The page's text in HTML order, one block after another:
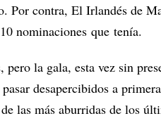
Por contra, El Irlandés de
nominaciones que tenía.
pero la gala, esta vez sin
desapercibidos a
las más aburridas de los